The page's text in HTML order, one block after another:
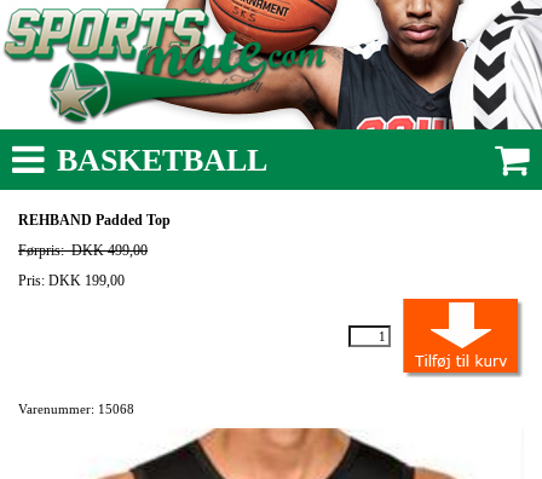
BASKETBALL
REHBAND Padded Top
Førpris:DKK 499,00
Pris: DKK 199,00
Varenummer: 15068